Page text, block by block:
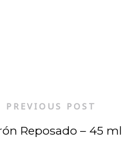
PREVIOUS POST
Reposado – 45 ml